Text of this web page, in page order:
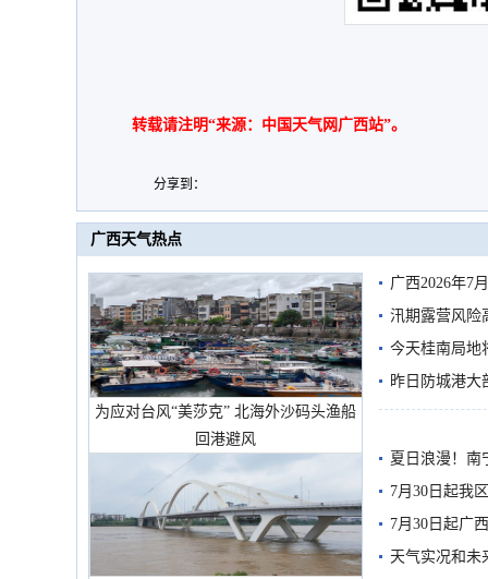
转载请注明“来源：中国天气网广西站”。
分享到：
广西天气热点
为应对台风“美莎克” 北海外沙码头渔船
回港避风
广西2026年7
汛期露营风险
今天桂南局地
需继续防范
昨日防城港大
雨
夏日浪漫！南
7月30日起我
7月30日起广
天气实况和未